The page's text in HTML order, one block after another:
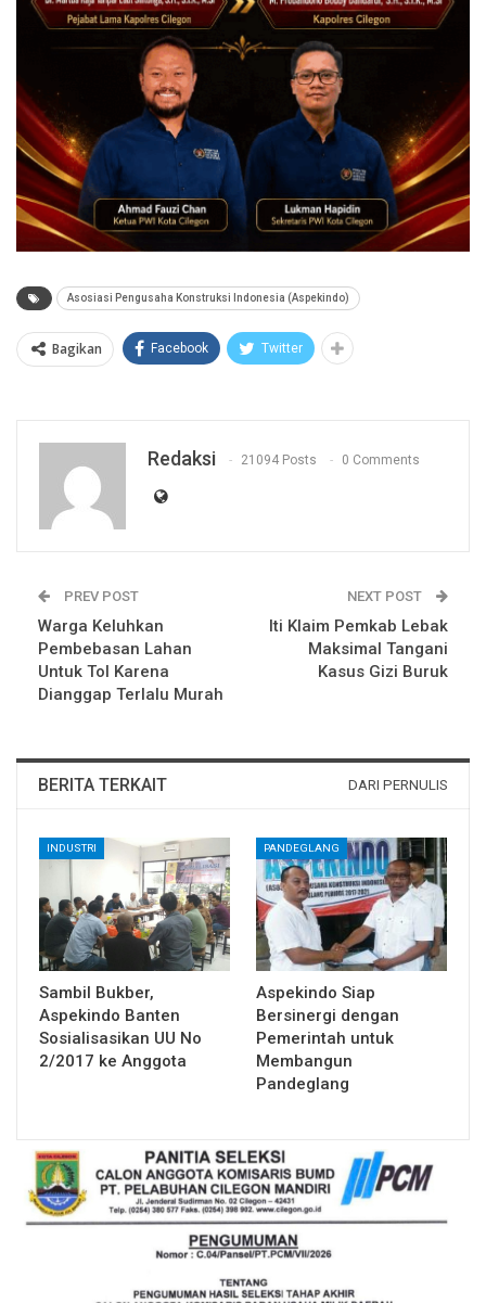
Asosiasi Pengusaha Konstruksi Indonesia (Aspekindo)
Bagikan Facebook Twitter
Redaksi 21094 Posts 0 Comments
PREV POST
Warga Keluhkan
Pembebasan Lahan
Untuk Tol Karena
Dianggap Terlalu Murah
NEXT POST
Iti Klaim Pemkab Lebak
Maksimal Tangani
Kasus Gizi Buruk
BERITA TERKAIT DARI PERNULIS
INDUSTRI
Sambil Bukber,
Aspekindo Banten
Sosialisasikan UU No
2/2017 ke Anggota
PANDEGLANG
Aspekindo Siap
Bersinergi dengan
Pemerintah untuk
Membangun
Pandeglang